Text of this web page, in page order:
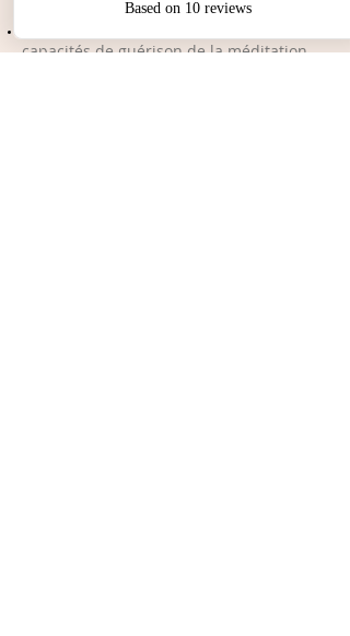
capacités de guérison de la méditation